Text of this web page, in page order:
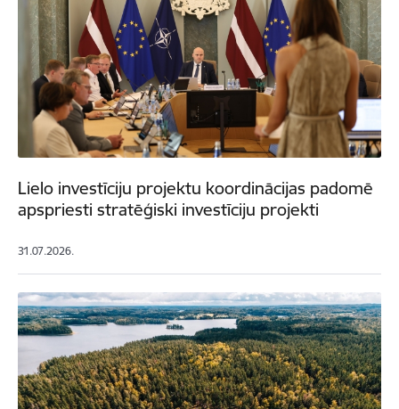
Lielo investīciju projektu koordinācijas padomē
apspriesti stratēģiski investīciju projekti
31.07.2026.